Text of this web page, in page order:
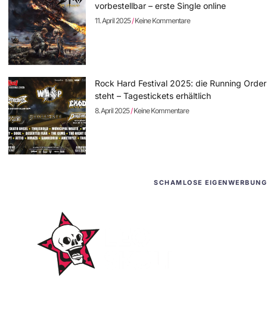
vorbestellbar – erste Single online
11. April 2025 Keine Kommentare
Rock Hard Festival 2025: die Running Order
steht – Tagestickets erhältlich
8. April 2025 Keine Kommentare
SCHAMLOSE EIGENWERBUNG